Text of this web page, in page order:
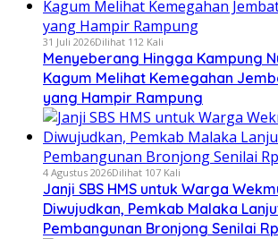
31 Juli 2026Dilihat 112 Kali
Menyeberang Hingga Kampung
Kagum Melihat Kemegahan
yang Hampir Rampung
4 Agustus 2026Dilihat 107 Kali
Janji SBS HMS untuk Warga
Diwujudkan, Pemkab Malaka
Pembangunan Bronjong Senilai